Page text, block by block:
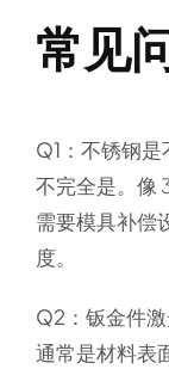
常见
Q1：不锈钢
不完全是。像
需要模具补偿
度。
Q2：钣金件
通常是材料表